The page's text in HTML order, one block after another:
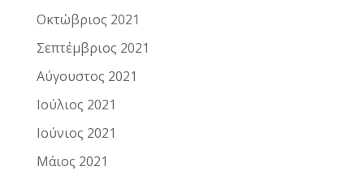
Οκτώβριος 2021
Σεπτέμβριος 2021
Αύγουστος 2021
Ιούλιος 2021
Ιούνιος 2021
Μάιος 2021